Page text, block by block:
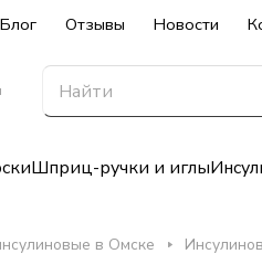
Блог Отзывы Новости
Шприц-ручки и иглы
в Омске